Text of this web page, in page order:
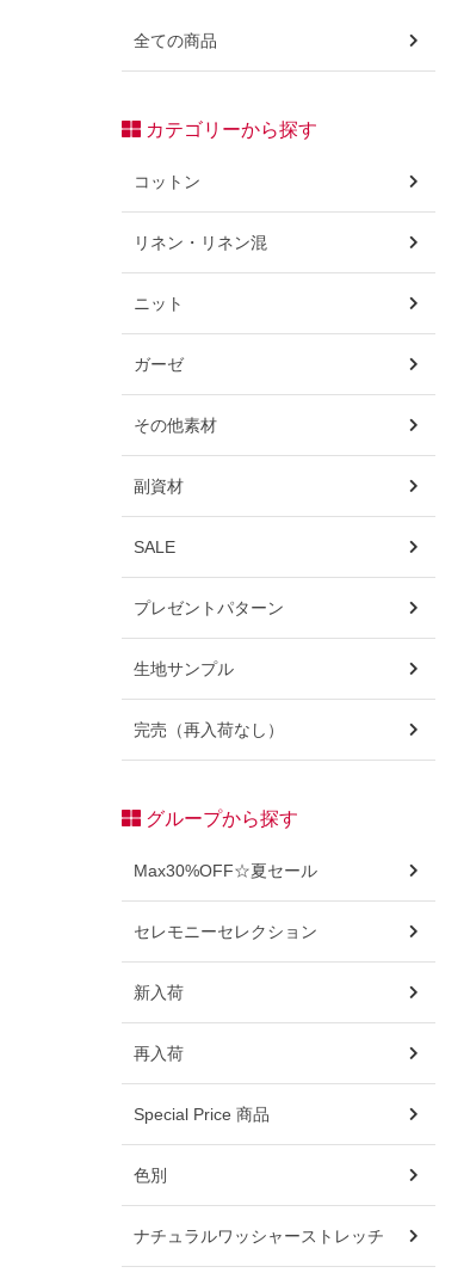
全ての商品
カテゴリーから探す
コットン
リネン・リネン混
ニット
ガーゼ
その他素材
副資材
SALE
プレゼントパターン
生地サンプル
完売（再入荷なし）
グループから探す
Max30%OFF☆夏セール
セレモニーセレクション
新入荷
再入荷
Special Price 商品
色別
ナチュラルワッシャーストレッチ